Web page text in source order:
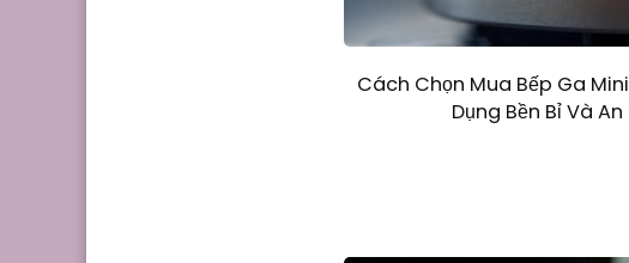
Cách Chọn Mua Bếp Ga
Dụng Bền Bỉ Và